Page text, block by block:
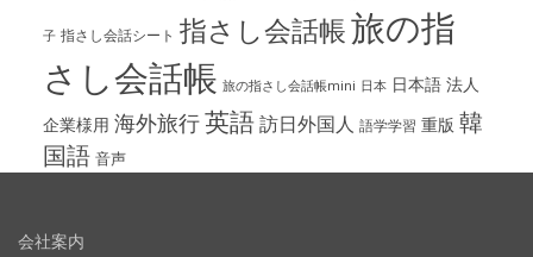
子 指さし会話シート 指さし会話帳旅の指
さし会話帳 旅の指さし会話帳mini 日本 日本語 法人
企業様用 海外旅行英語訪日外国人 語学学習 重版 韓
国語 音声
会社案内